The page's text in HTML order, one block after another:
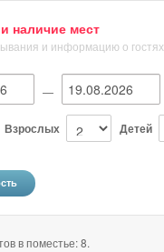
наличие мест
и информацию о гостях.
—
Взрослых Детей
в поместье: 8.